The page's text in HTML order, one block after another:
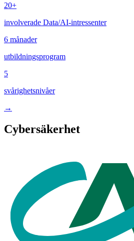
20+
involverade Data/AI-intressenter
6 månader
utbildningsprogram
5
svårighetsnivåer
→
Cybersäkerhet